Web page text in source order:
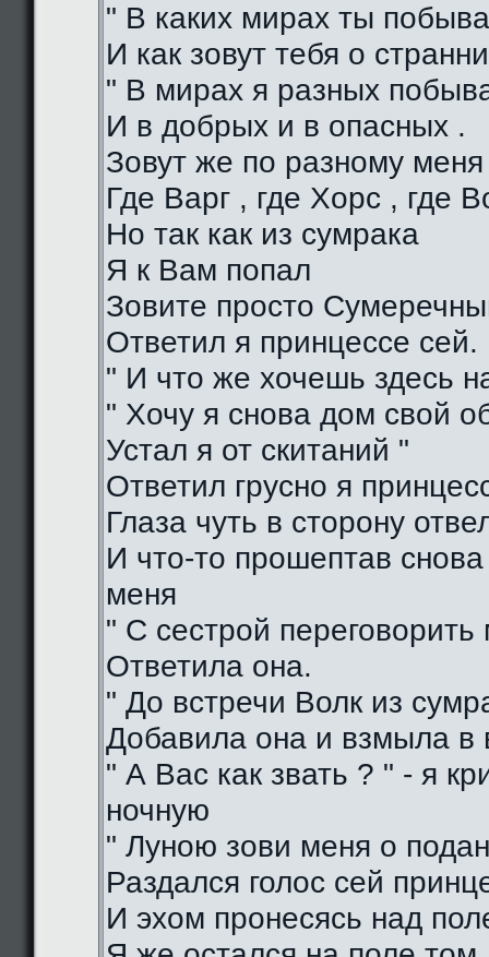
" В каких мирах ты
И как зовут тебя о
" В мирах я разных
И в добрых и в опасных .
Зовут же по разному меня
Где Варг , где Хорс , где
Но так как из сумрака
Я к Вам попал
Зовите просто
Ответил я принцессе сей.
" И что же хочешь здесь
" Хочу я снова дом свой
Устал я от скитаний "
Ответил грусно я
Глаза чуть в сторону
И что-то прошептав
меня
" С сестрой
Ответила она.
" До встречи Волк из
Добавила она и взмыла в
" А Вас как звать ? " - я
ночную
" Луною зови меня о
Раздался голос сей
И эхом пронесясь над